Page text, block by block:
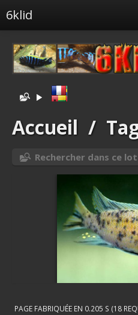
6klid
Tags liés
Spéciales
Albums liés
Identification
Accueil /
Rechercher dans ce lot
PAGE FABRIQUÉE EN 0.205 S (18